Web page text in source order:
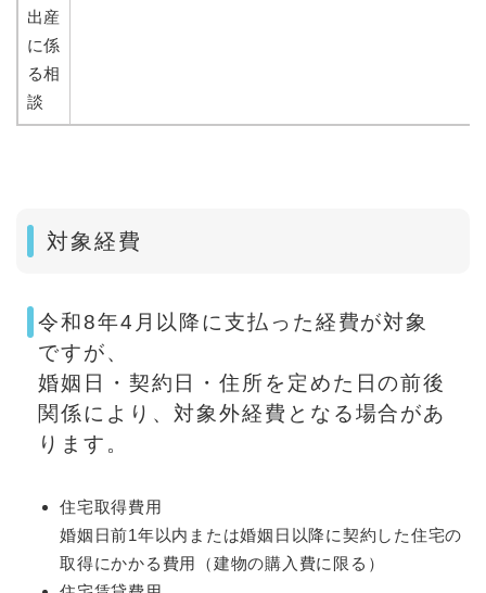
出産
に係
る相
談
対象経費
令和8年4月以降に支払った経費が対象
ですが、
婚姻日・契約日・住所を定めた日の前後
関係により、対象外経費となる場合があ
ります。
住宅取得費用
婚姻日前1年以内または婚姻日以降に契約した住宅の
取得にかかる費用（建物の購入費に限る）